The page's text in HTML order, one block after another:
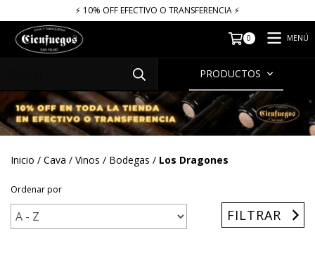
⚡​​​ 10% OFF EFECTIVO O TRANSFERENCIA ⚡​
0 MENÚ
PRODUCTOS
Inicio / Cava / Vinos / Bodegas / Los Dragones
Ordenar por
FILTRAR